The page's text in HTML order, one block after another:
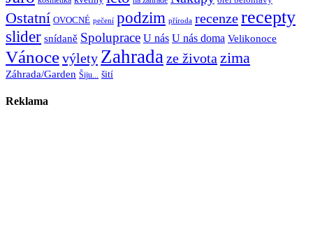
Ostatní OVOCNÉ pečení podzim příroda recenzerecepty
slider snídaně Spoluprace U nás U nás doma Velikonoce
Vánocevýlety Zahradaze života zima
Záhrada/Garden Šiju... šití
Reklama